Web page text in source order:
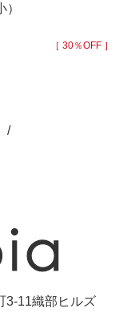
［ 30％OFF ］
3-11織部ヒルズ